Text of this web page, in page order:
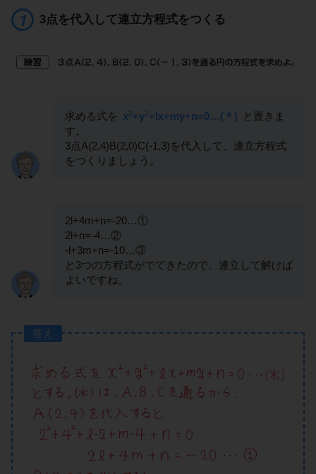
3点を代入して連立方程式をつくる
求める式を x2+y2+lx+my+n=0…(＊)
と置きま
す。
3点A(2,4)B(2,0)C(-1,3)を代入して、連立方程式
をつくりましょう。
2l+4m+n=-20…①
2l+n=-4…②
-l+3m+n=-10…③
と3つの方程式がでてきたので、連立して解けば
よいですね。
答え